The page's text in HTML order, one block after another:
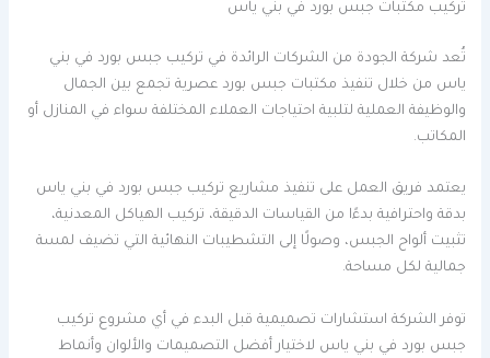
تركيب مكتبات جبس بورد في بني ياس
تُعد شركة الجودة من الشركات الرائدة في تركيب جبس بورد في بني
ياس من خلال تنفيذ مكتبات جبس بورد عصرية تجمع بين الجمال
والوظيفة العملية لتلبية احتياجات العملاء المختلفة سواء في المنازل أو
المكاتب.
يعتمد فريق العمل على تنفيذ مشاريع تركيب جبس بورد في بني ياس
بدقة واحترافية بدءًا من القياسات الدقيقة، تركيب الهياكل المعدنية،
تثبيت ألواح الجبس، وصولًا إلى التشطيبات النهائية التي تضيف لمسة
جمالية لكل مساحة.
توفر الشركة استشارات تصميمية قبل البدء في أي مشروع تركيب
جبس بورد في بني ياس لاختيار أفضل التصميمات والألوان وأنماط